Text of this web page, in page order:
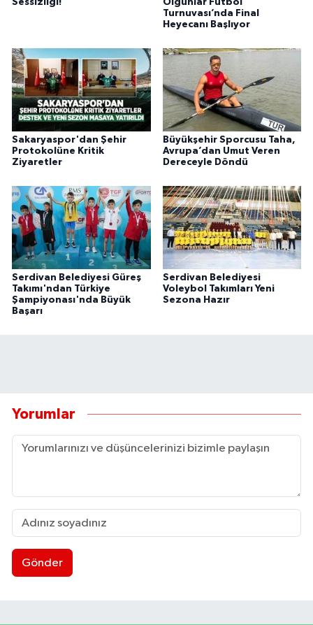
Sessizliği!
Olgunlar Futbol
Turnuvası’nda Final
Heyecanı Başlıyor
Sakaryaspor'dan Şehir
Protokolüne Kritik
Ziyaretler
Büyükşehir Sporcusu Taha,
Avrupa’dan Umut Veren
Dereceyle Döndü
Serdivan Belediyesi Güreş
Takımı'ndan Türkiye
Şampiyonası'nda Büyük
Başarı
Serdivan Belediyesi
Voleybol Takımları Yeni
Sezona Hazır
Yorumlar
Gönder